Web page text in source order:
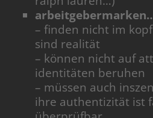
– finden nicht im
sind realität
– können nicht auf
identitäten beruhen
– müssen auch
ihre authentizität ist